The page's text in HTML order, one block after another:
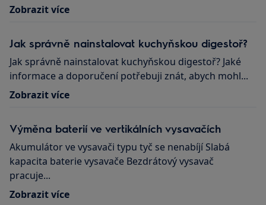
Zobrazit více
Jak správně nainstalovat kuchyňskou digestoř?
Jak správně nainstalovat kuchyňskou digestoř? Jaké
informace a doporučení potřebuji znát, abych mohl...
Zobrazit více
Výměna baterií ve vertikálních vysavačích
Akumulátor ve vysavači typu tyč se nenabíjí Slabá
kapacita baterie vysavače Bezdrátový vysavač
pracuje...
Zobrazit více